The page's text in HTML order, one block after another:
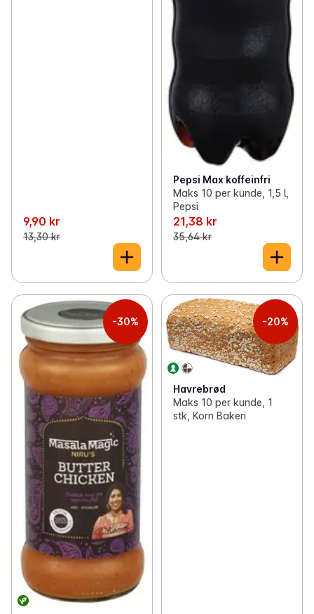
9,90 kr
13,30 kr
Pepsi Max koffeinfri
Maks 10 per kunde, 1,5 l,
Pepsi
21,38 kr
35,64 kr
-30% -20%
Havrebrød
Maks 10 per kunde, 1
stk, Korn Bakeri